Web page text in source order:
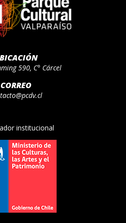
590, C° Cárcel
CORREO
institucional